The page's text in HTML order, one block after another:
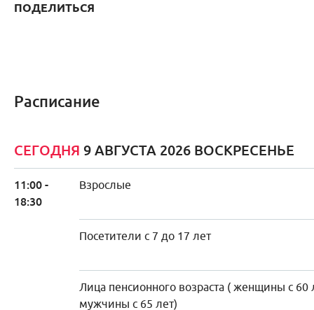
ПОДЕЛИТЬСЯ
Расписание
СЕГОДНЯ 9 АВГУСТА 2026 ВОСКРЕСЕНЬЕ
11:00 -
18:30
Взрослые
Посетители с 7 до 17 лет
Лица пенсионного возраста ( женщины с 60
мужчины с 65 лет)